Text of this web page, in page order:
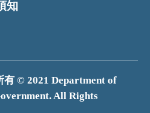
知
© 2021 Department of
All Rights